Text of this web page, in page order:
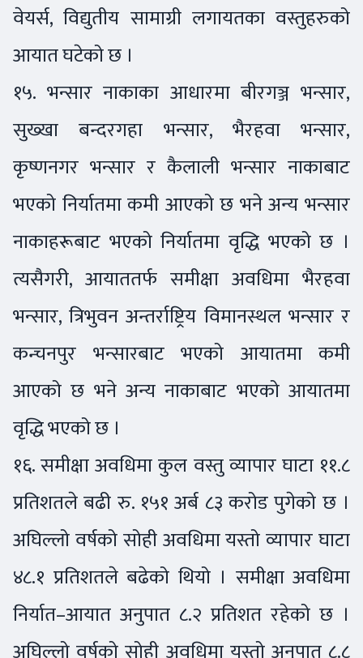
वेयर्स, विद्युतीय सामाग्री लगायतका वस्तुहरुको
आयात घटेको छ ।
१५. भन्सार नाकाका आधारमा बीरगञ्ज भन्सार,
सुख्खा बन्दरगहा भन्सार, भैरहवा भन्सार,
कृष्णनगर भन्सार र कैलाली भन्सार नाकाबाट
भएको निर्यातमा कमी आएको छ भने अन्य भन्सार
नाकाहरूबाट भएको निर्यातमा वृद्धि भएको छ ।
त्यसैगरी, आयाततर्फ समीक्षा अवधिमा भैरहवा
भन्सार, त्रिभुवन अन्तर्राष्ट्रिय विमानस्थल भन्सार र
कन्चनपुर भन्सारबाट भएको आयातमा कमी
आएको छ भने अन्य नाकाबाट भएको आयातमा
वृद्धि भएको छ ।
१६. समीक्षा अवधिमा कुल वस्तु व्यापार घाटा ११.८
प्रतिशतले बढी रु. १५१ अर्ब ८३ करोड पुगेको छ ।
अघिल्लो वर्षको सोही अवधिमा यस्तो व्यापार घाटा
४८.१ प्रतिशतले बढेको थियो । समीक्षा अवधिमा
निर्यात–आयात अनुपात ८.२ प्रतिशत रहेको छ ।